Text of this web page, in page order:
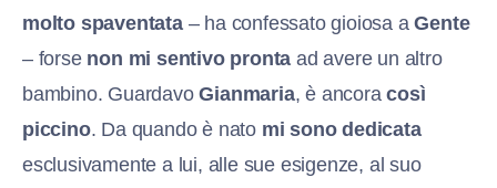
molto spaventata– ha confessato gioiosa aGente
– forse non mi sentivo pronta ad avere un altro
bambino. GuardavoGianmaria, è ancoracosì
piccino. Da quando è nato mi sono dedicata
esclusivamente a lui, alle sue esigenze, al suo